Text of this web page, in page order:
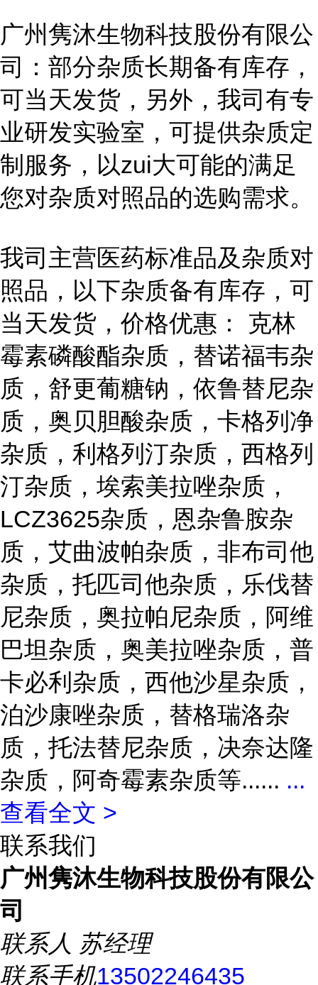
广州隽沐生物科技股份有限公
司：部分杂质长期备有库存，
可当天发货，另外，我司有专
业研发实验室，可提供杂质定
制服务，以zui大可能的满足
您对杂质对照品的选购需求。
我司主营医药标准品及杂质对
照品，以下杂质备有库存，可
当天发货，价格优惠： 克林
霉素磷酸酯杂质，替诺福韦杂
质，舒更葡糖钠，依鲁替尼杂
质，奥贝胆酸杂质，卡格列净
杂质，利格列汀杂质，西格列
汀杂质，埃索美拉唑杂质，
LCZ3625杂质，恩杂鲁胺杂
质，艾曲波帕杂质，非布司他
杂质，托匹司他杂质，乐伐替
尼杂质，奥拉帕尼杂质，阿维
巴坦杂质，奥美拉唑杂质，普
卡必利杂质，西他沙星杂质，
泊沙康唑杂质，替格瑞洛杂
质，托法替尼杂质，决奈达隆
杂质，阿奇霉素杂质等...... ...
查看全文 >
联系我们
广州隽沐生物科技股份有限公
司
联系人 苏经理
联系手机13502246435